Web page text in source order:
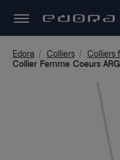
Edora Colliers Colliers
Collier Femme Coeurs